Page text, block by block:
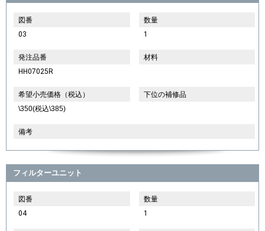
図番
03
数量
1
発注品番
HH07025R
材料
希望小売価格（税込）
\350(税込\385)
下位の補修品
備考
フィルターユニット
図番
04
数量
1